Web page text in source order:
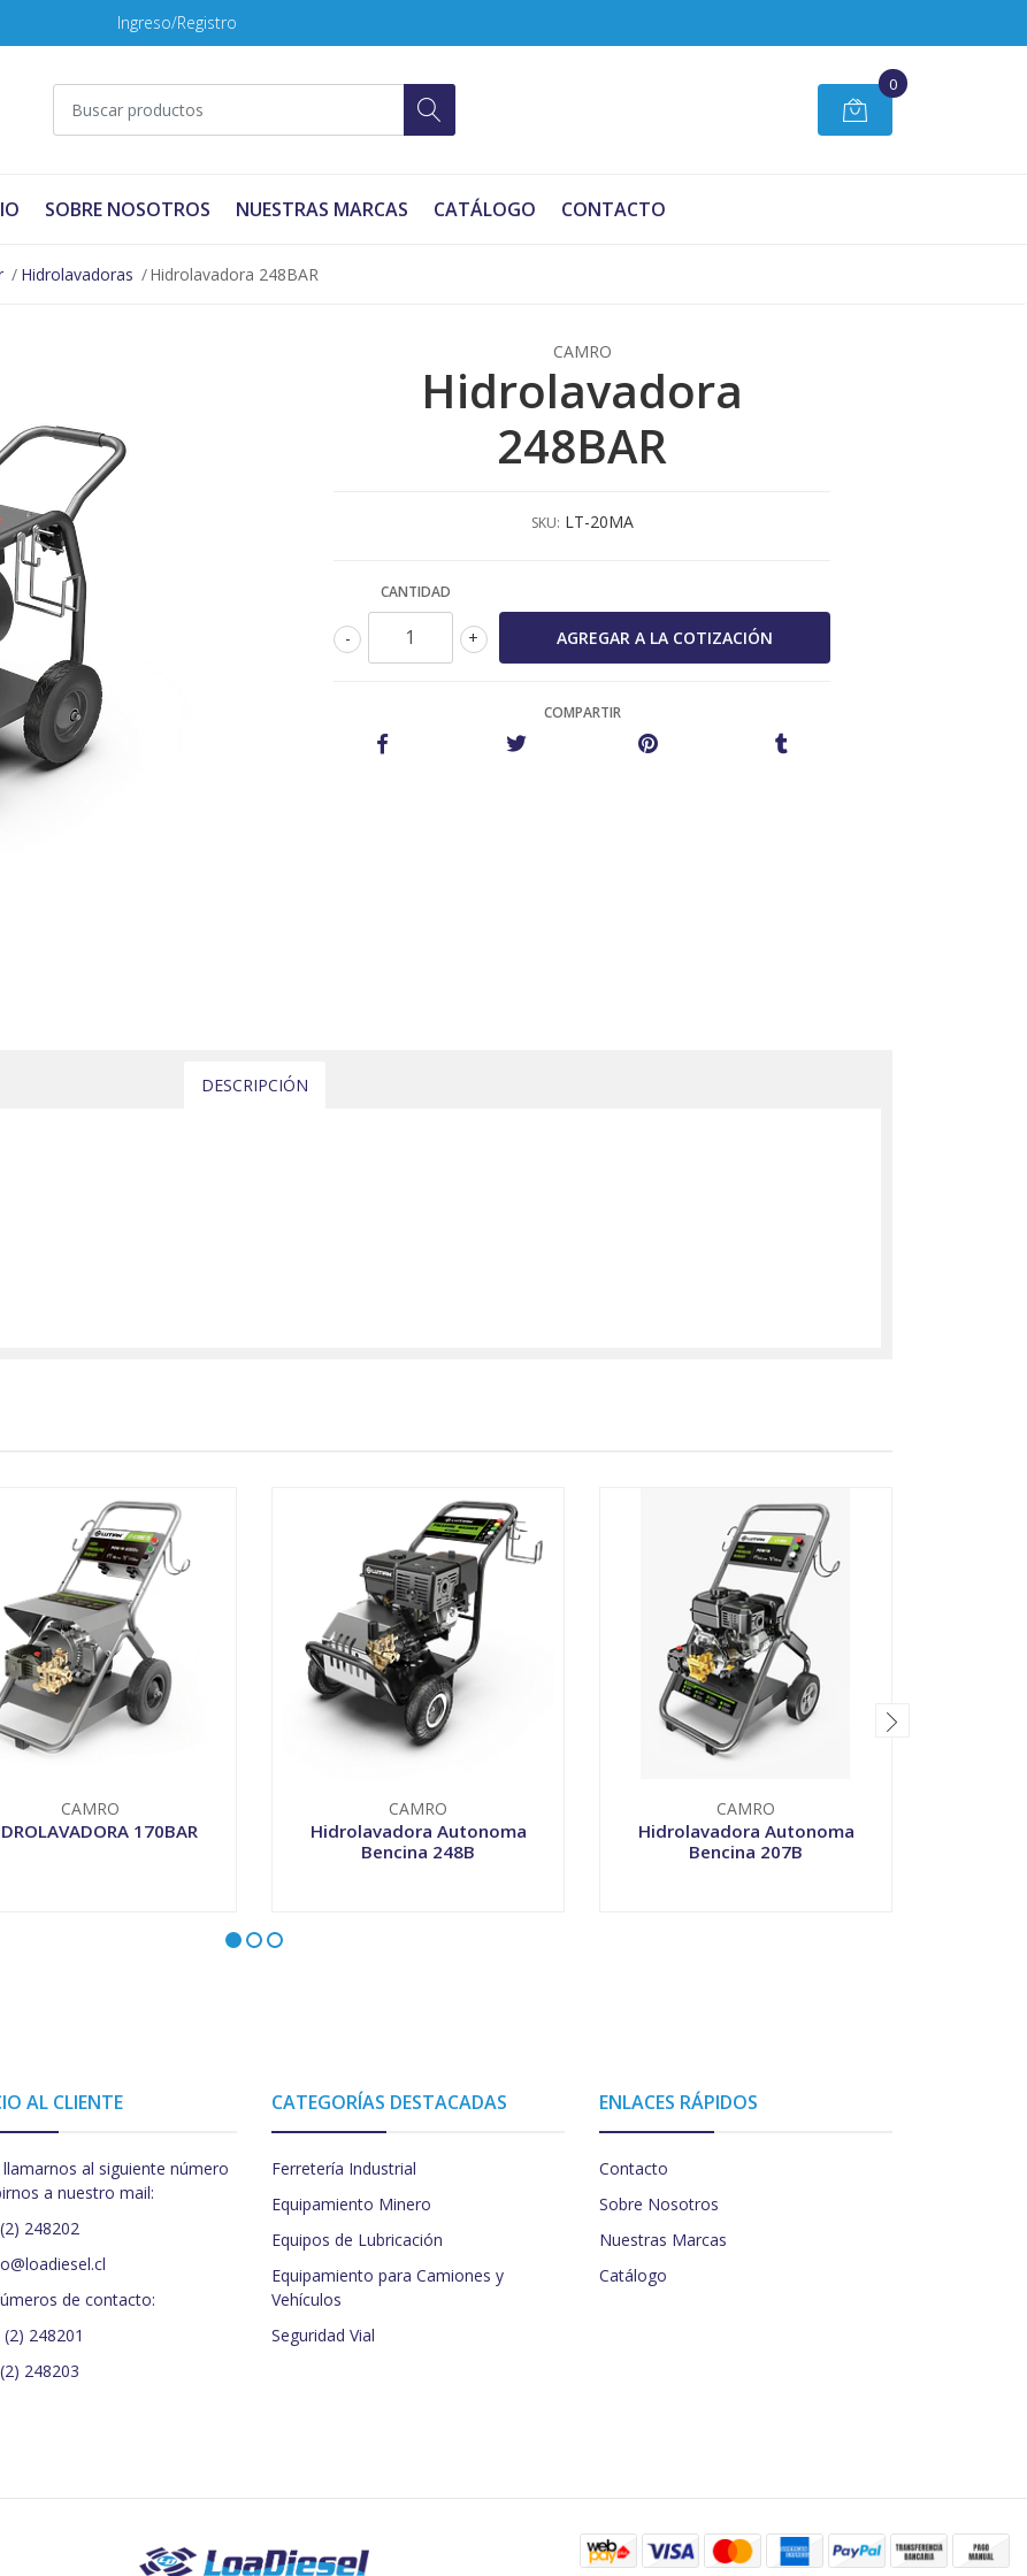
Ingreso/Registro
0
SOBRE NOSOTROS NUESTRAS MARCAS CATÁLOGO CONTACTO
Hidrolavadoras Hidrolavadora 248BAR
CAMRO
Hidrolavadora
248BAR
SKU: LT-20MA
CANTIDAD
+
-
COMPARTIR
DESCRIPCIÓN
CAMRO
170BAR
CAMRO
Hidrolavadora Autonoma
Bencina 248B
CAMRO
Hidrolavadora Autonoma
Bencina 207B
AL CLIENTE
llamarnos al siguiente número
a nuestro mail:
248202
de contacto:
248201
248203
CATEGORÍAS DESTACADAS
Ferretería Industrial
Equipamiento Minero
Equipos de Lubricación
Equipamiento para Camiones y
Vehículos
Seguridad Vial
ENLACES RÁPIDOS
Contacto
Sobre Nosotros
Nuestras Marcas
Catálogo